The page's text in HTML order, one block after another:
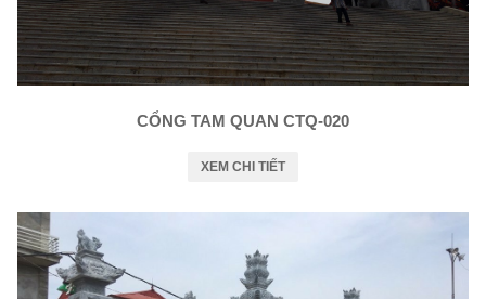
CỔNG TAM QUAN CTQ-020
XEM CHI TIẾT